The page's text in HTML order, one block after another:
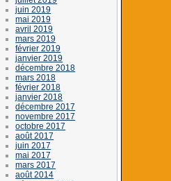
juin 2019
mai 2019
avril 2019
mars 2019
février 2019
janvier 2019
décembre 2018
mars 2018
février 2018
janvier 2018
décembre 2017
novembre 2017
octobre 2017
août 2017
juin 2017
mai 2017
mars 2017
août 2014